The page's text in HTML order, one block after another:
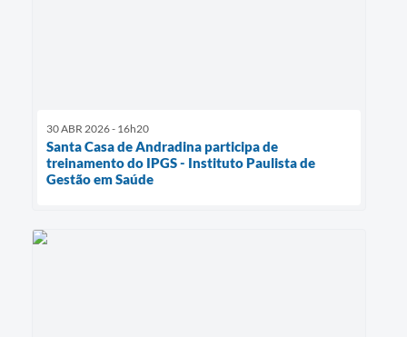
30 ABR 2026 - 16h20
Santa Casa de Andradina participa de
treinamento do IPGS - Instituto Paulista de
Gestão em Saúde